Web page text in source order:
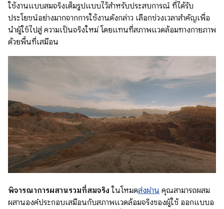
ใช้งานแบบสมจริงเต็มรูปแบบไว้สำหรับประสบการณ์ ที่ได้รับ
ประโยชน์อย่างมากจากการใช้งานดังกล่าว เลือกช่วงเวลาสำคัญเพื่อ
นำผู้ใช้ไปสู่ ความเป็นจริงใหม่ โดยแทนที่สภาพแวดล้อมทางกายภาพ
ด้วยพื้นที่เสมือน
พิจารณาการผสานรวมที่สมจริง ในโหมดส่งผ่าน คุณสามารถผสม
ผสานองค์ประกอบเสมือนกับสภาพแวดล้อมจริงของผู้ใช้ ออกแบบอ